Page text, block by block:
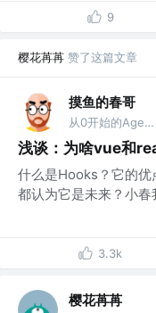
9
樱花苒苒 赞了这篇文章
摸鱼的春哥
从0开始的Agent之旅
浅谈：为啥vue和
什么是Hooks？它的
都认为它是未来？小春
3.3k
樱花苒苒